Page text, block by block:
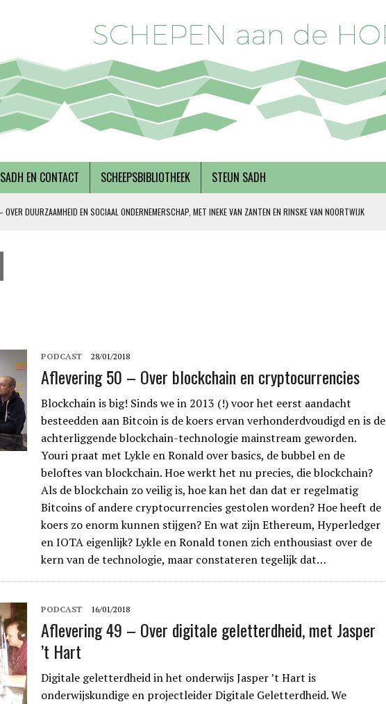
EN CONTACT SCHEEPSBIBLIOTHEEK STEUN SADH
OVER DUURZAAMHEID EN SOCIAAL ONDERNEMERSCHAP, MET INEKE VAN ZANTEN EN RINSKE VAN NOORTWIJK
ZIEKTEN, MET TERRY DERKS
MET PIETER BREGMAN
PODCAST 28/01/2018
Aflevering 50 – Over blockchain en cryptocurrencies
Blockchain is big! Sinds we in 2013 (!) voor het eerst aandacht
besteedden aan Bitcoin is de koers ervan verhonderdvoudigd en is de
achterliggende blockchain-technologie mainstream geworden.
Youri praat met Lykle en Ronald over basics, de bubbel en de
beloftes van blockchain. Hoe werkt het nu precies, die blockchain?
Als de blockchain zo veilig is, hoe kan het dan dat er regelmatig
Bitcoins of andere cryptocurrencies gestolen worden? Hoe heeft de
koers zo enorm kunnen stijgen? En wat zijn Ethereum, Hyperledger
en IOTA eigenlijk? Lykle en Ronald tonen zich enthousiast over de
kern van de technologie, maar constateren tegelijk dat…
PODCAST 16/01/2018
Aflevering 49 – Over digitale geletterdheid, met Jasper
’t Hart
Digitale geletterdheid in het onderwijs Jasper ’t Hart is
onderwijskundige en projectleider Digitale Geletterdheid. We